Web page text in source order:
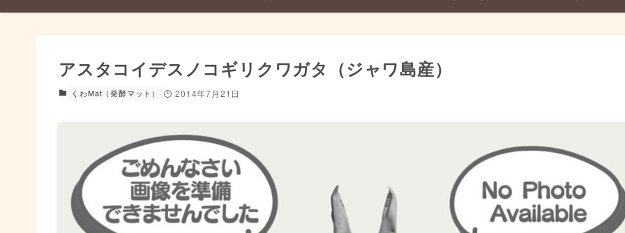
アスタコイデスノコギリクワガタ（ジャワ島産）
くわMat（発酵マット） 2014年7月21日